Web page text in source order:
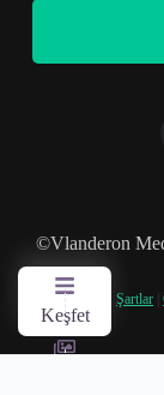
©Vlanderon
Şartlar |
Keşfet